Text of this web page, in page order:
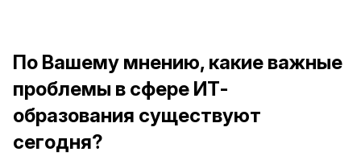
По Вашему мнению, какие важные
проблемы в сфере ИТ-
образования существуют
сегодня?